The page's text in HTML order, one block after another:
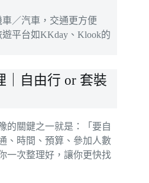
／汽車，交通更方便
平台如KKday、Klook的
｜自由行 or 套裝
的關鍵之一就是：「要自
、時間、預算、參加人數
一次整理好，讓你更快找